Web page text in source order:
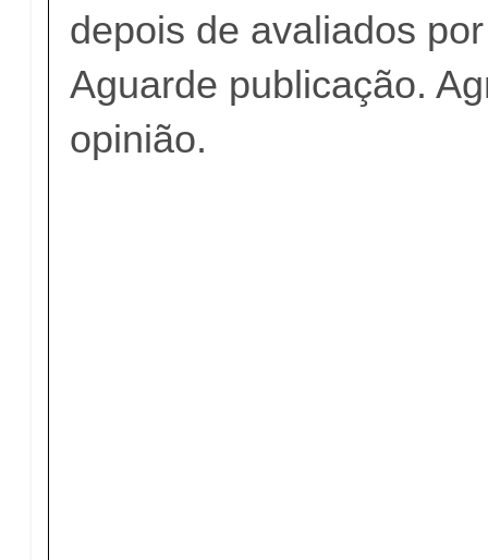
depois de avaliados
Aguarde publicação.
opinião.